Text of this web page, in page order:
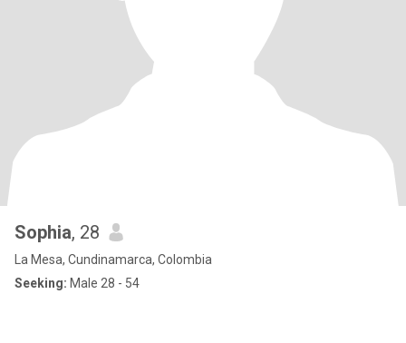
Sophia, 28
La Mesa, Cundinamarca, Colombia
Seeking: Male 28 - 54